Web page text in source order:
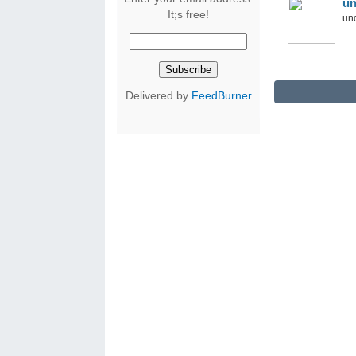
It;s free!
Delivered by FeedBurner